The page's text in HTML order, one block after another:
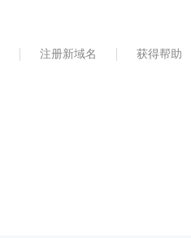
注册新域名 获得帮助